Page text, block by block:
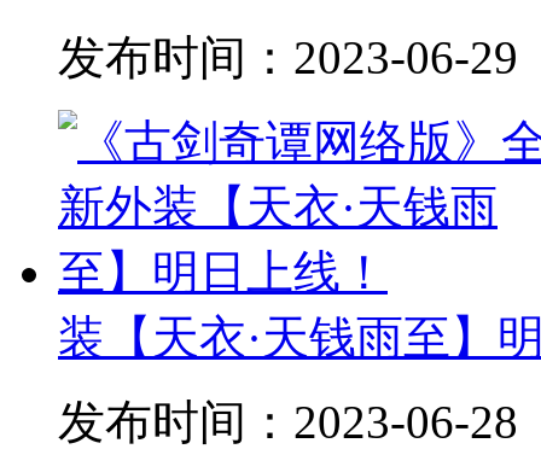
发布时间： 2023-06-29
装【天衣·天钱雨至】
发布时间： 2023-06-28